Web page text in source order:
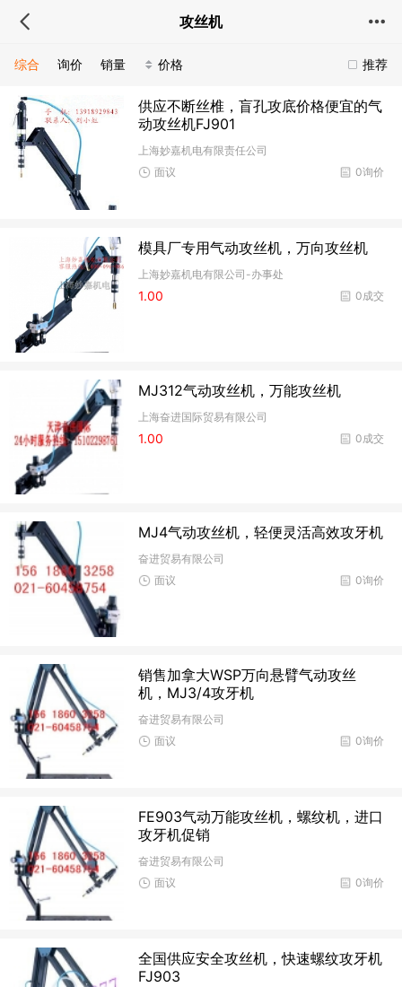
攻丝机
推荐
综合 询价 销量 价格
供应不断丝椎，盲孔攻底价格便宜的气
动攻丝机FJ901
上海妙嘉机电有限责任公司
0询价
面议
模具厂专用气动攻丝机，万向攻丝机
上海妙嘉机电有限公司-办事处
0成交
1.00
MJ312气动攻丝机，万能攻丝机
上海奋进国际贸易有限公司
0成交
1.00
MJ4气动攻丝机，轻便灵活高效攻牙机
奋进贸易有限公司
0询价
面议
销售加拿大WSP万向悬臂气动攻丝
机，MJ3/4攻牙机
奋进贸易有限公司
0询价
面议
FE903气动万能攻丝机，螺纹机，进口
攻牙机促销
奋进贸易有限公司
0询价
面议
全国供应安全攻丝机，快速螺纹攻牙机
FJ903